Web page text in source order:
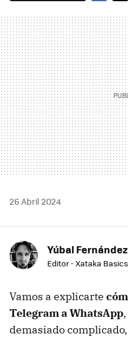
26 Abril 2024
Yúbal Fernández
Editor - Xataka Basics
Vamos a explicarte
Telegram a WhatsApp,
demasiado